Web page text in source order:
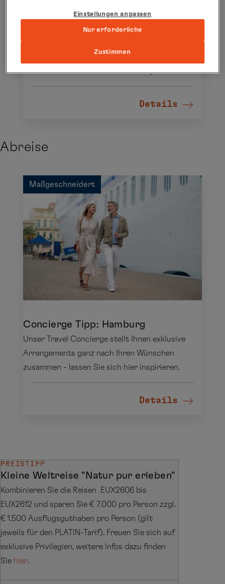
Concierge Tipp: Hamburg
zusammen - lassen Sie sich hier inspirieren.
Details
Abreise
Maßgeschneidert
Concierge Tipp: Hamburg
Unser Travel Concierge stellt Ihnen exklusive
Arrangements ganz nach Ihren Wünschen
zusammen - lassen Sie sich hier inspirieren.
Details
PREISTIPP
Kleine Weltreise "Natur pur erleben"
Kombinieren Sie die Reisen EUX2606 bis
EUX2612 und sparen Sie € 7.000 pro Person zzgl.
€ 1.500 Ausflugsguthaben pro Person (gilt
jeweils für den PLATIN-Tarif). Freuen Sie sich auf
exklusive Privilegien, weitere Infos dazu finden
Sie hier.
Einstellungen anpassen
Nur erforderliche
Zustimmen